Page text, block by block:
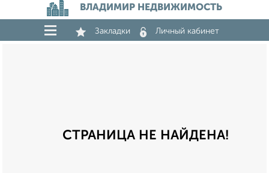
ВЛАДИМИР НЕДВИЖИМОСТЬ
Закладки Личный кабинет
СТРАНИЦА НЕ НАЙДЕНА!